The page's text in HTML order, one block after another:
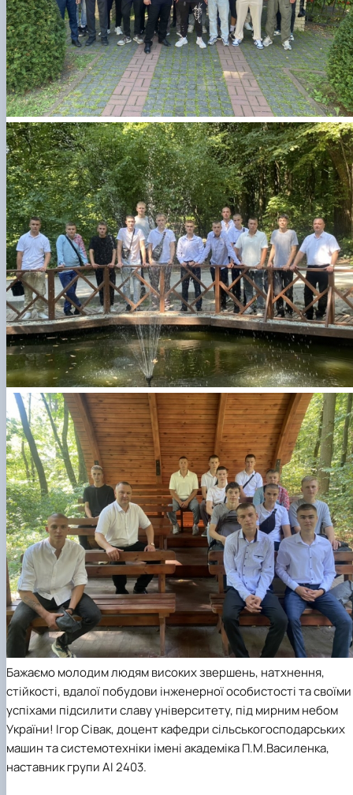
Бажаємо молодим людям високих звершень, натхнення,
стійкості, вдалої побудови інженерної особистості та своїми
успіхами підсилити славу університету, під мирним небом
України! Ігор Сівак, доцент кафедри сільськогосподарських
машин та системотехніки імені академіка П.М.Василенка,
наставник групи АІ 2403.